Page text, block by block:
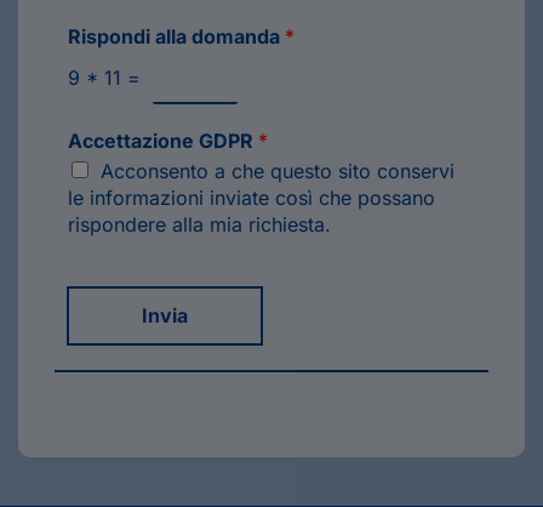
Rispondi alla domanda *
9 * 11 =
Accettazione GDPR *
Acconsento a che questo sito conservi
le informazioni inviate così che possano
rispondere alla mia richiesta.
Invia